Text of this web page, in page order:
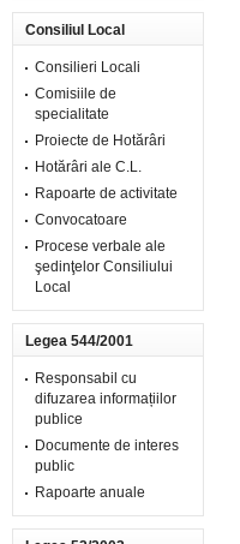
Consiliul Local
Consilieri Locali
Comisiile de
specialitate
Proiecte de Hotărâri
Hotărâri ale C.L.
Rapoarte de activitate
Convocatoare
Procese verbale ale
şedinţelor Consiliului
Local
Legea 544/2001
Responsabil cu
difuzarea informațiilor
publice
Documente de interes
public
Rapoarte anuale